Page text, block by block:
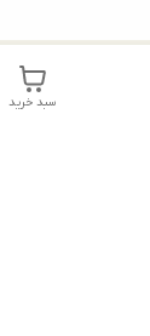
سبد خرید